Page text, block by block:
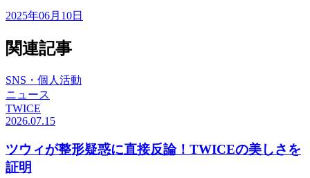
2025年06月10日
関連記事
SNS・個人活動
ニュース
TWICE
2026.07.15
ツウィが整形疑惑に直接反論！TWICEの美しさを
証明